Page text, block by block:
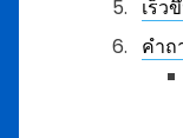
เร็ว
คำ